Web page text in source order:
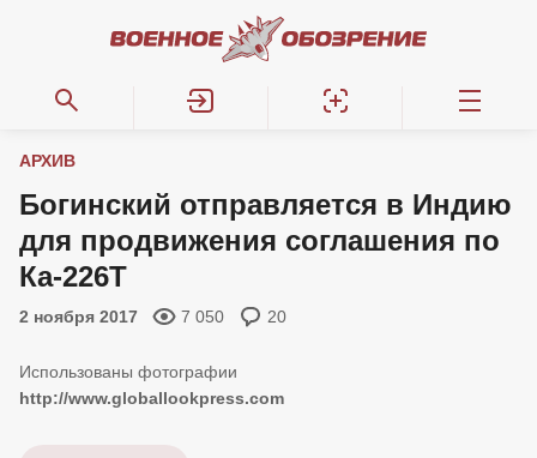
АРХИВ
Богинский отправляется в Индию
для продвижения соглашения по
Ка-226Т
2 ноября 2017 7 050 20
http://www.globallookpress.com